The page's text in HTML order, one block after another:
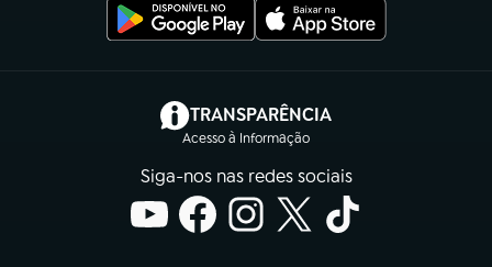
TRANSPARÊNCIA
Acesso à Informação
(abre em nova aba)
Siga-nos nas redes sociais